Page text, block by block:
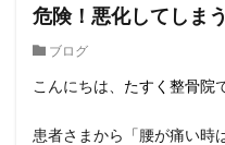
危険！悪化してしま
ブログ
こんにちは、 たすく整骨院
患者さまから「腰が痛い時